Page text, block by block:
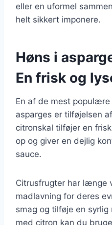
eller en uformel
helt sikkert imponere.
Høns i
En frisk og
En af de mest
asparges er tilføjelsen
citronskal tilføjer en
op og giver en dejlig
sauce.
Citrusfrugter har
madlavning for deres
smag og tilføje en syrlig
med citron kan du